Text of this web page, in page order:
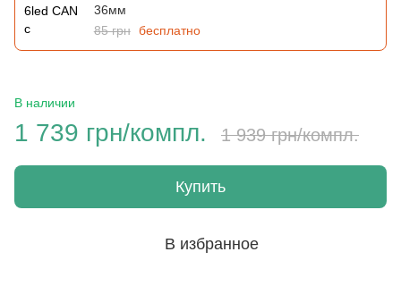
36мм
85 грн бесплатно
В наличии
1 739 грн/компл. 1 939 грн/компл.
Купить
В избранное